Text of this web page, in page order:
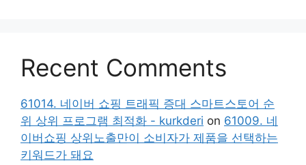
Recent Comments
61014. 네이버 쇼핑 트래픽 증대 스마트스토어 순
위 상위 프로그램 최적화 - kurkderi on 61009. 네
이버쇼핑 상위노출만이 소비자가 제품을 선택하는
키워드가 돼요